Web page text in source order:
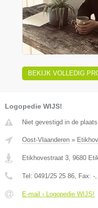
BEKIJK VOLLEDIG
Logopedie WIJS!
Niet gevestigd in de
Oost-Vlaanderen »
Etikhovestraat 3, 9680
Tel: 0491/25 25 86, Fax: -
E-mail › Logopedie WIJS!